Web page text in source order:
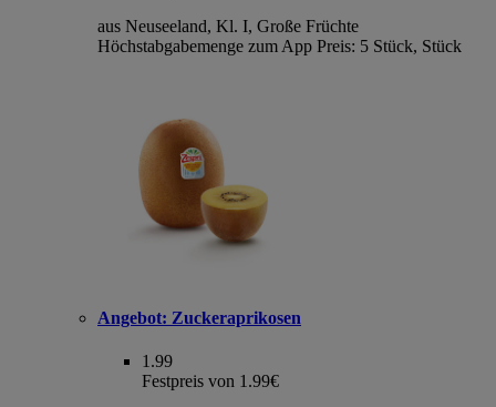
aus Neuseeland, Kl. I, Große Früchte
Höchstabgabemenge zum App Preis: 5 Stück, Stück
Angebot: Zuckeraprikosen
1.99
Festpreis von 1.99€